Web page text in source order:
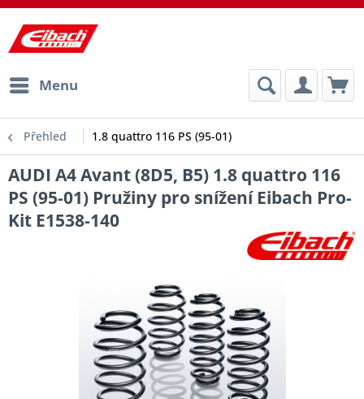
Menu
Přehled 1.8 quattro 116 PS (95-01)
AUDI A4 Avant (8D5, B5) 1.8 quattro 116
PS (95-01) Pružiny pro snížení Eibach Pro-
Kit E1538-140